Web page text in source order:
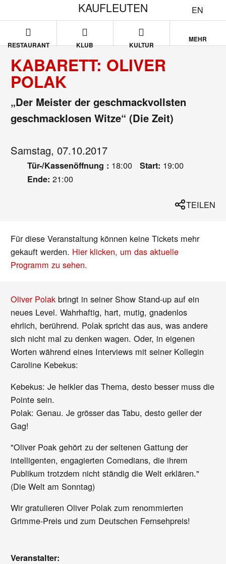
EN
KAUFLEUTEN
RESTAURANT KLUB KULTUR
MEHR
KABARETT: OLIVER
POLAK
„Der Meister der geschmackvollsten
geschmacklosen Witze“ (Die Zeit)
Samstag, 07.10.2017
Tür-/Kassenöffnung : 18:00 Start: 19:00
Ende: 21:00
TEILEN
Für diese Veranstaltung können keine Tickets mehr
gekauft werden. Hier klicken, um das aktuelle
Programm zu sehen.
Oliver Polak bringt in seiner Show Stand-up auf ein
neues Level. Wahrhaftig, hart, mutig, gnadenlos
ehrlich, berührend. Polak spricht das aus, was andere
sich nicht mal zu denken wagen. Oder, in eigenen
Worten während eines Interviews mit seiner Kollegin
Caroline Kebekus:
Kebekus: Je heikler das Thema, desto besser muss die
Pointe sein.
Polak: Genau. Je grösser das Tabu, desto geiler der
Gag!
"Oliver Poak gehört zu der seltenen Gattung der
intelligenten, engagierten Comedians, die ihrem
Publikum trotzdem nicht ständig die Welt erklären."
(Die Welt am Sonntag)
Wir gratulieren Oliver Polak zum renommierten
Grimme-Preis und zum Deutschen Fernsehpreis!
Veranstalter: